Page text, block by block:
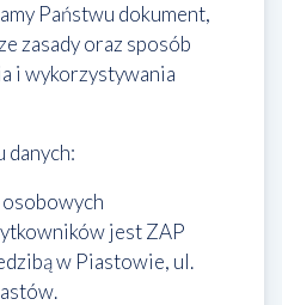
Państwu dokument,
zasady oraz sposób
i wykorzystywania
danych:
jest ZAP
w Piastowie, ul.